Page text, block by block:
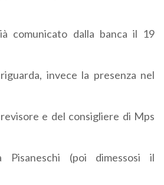
comunicato dalla banca il 19
invece la presenza nel
e del consigliere di Mps
Pisaneschi (poi dimessosi il